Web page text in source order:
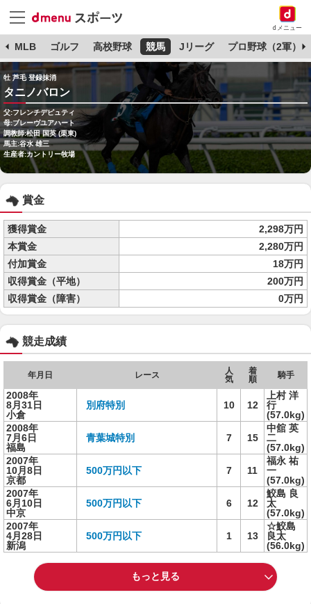
dメニュー
MLB ゴルフ 高校野球 競馬 Jリーグ プロ野球（2軍）
牡 芦毛 登録抹消
タニノバロン
父:フレンチデピュティ
母:ブレーヴユアハート
調教師:松田 国英 (栗東)
馬主:谷水 雄三
生産者:カントリー牧場
賞金
獲得賞金
2,298万円
本賞金
2,280万円
付加賞金
18万円
収得賞金（平地）
200万円
収得賞金（障害）
0万円
競走成績
年月日 レース
人
気
着
順
騎手
2008年
8月31日
小倉
別府特別 10 12
上村 洋
行
(57.0kg)
2008年
7月6日
福島
青葉城特別 7 15
中舘 英
二
(57.0kg)
2007年
10月8日
京都
500万円以下 7 11
福永 祐
一
(57.0kg)
2007年
6月10日
中京
500万円以下 6 12
鮫島 良
太
(57.0kg)
2007年
4月28日
新潟
500万円以下 1 13
☆鮫島
良太
(56.0kg)
もっと見る